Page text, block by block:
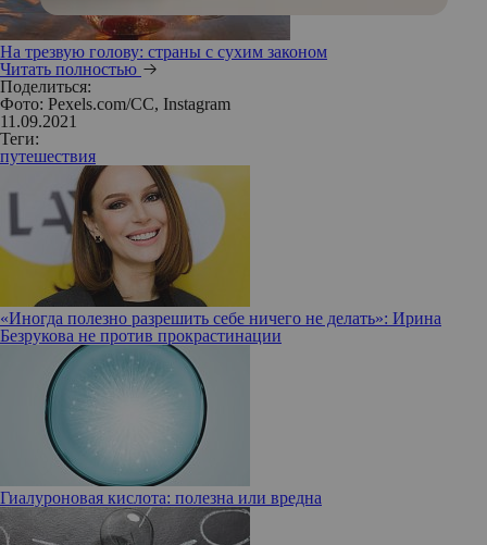
На трезвую голову: страны с сухим законом
Читать полностью
Поделиться:
Фото: Pexels.com/CC, Instagram
11.09.2021
Теги:
путешествия
«Иногда полезно разрешить себе ничего не делать»: Ирина
Безрукова не против прокрастинации
Гиалуроновая кислота: полезна или вредна